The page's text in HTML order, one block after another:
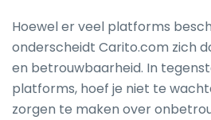
Hoewel er veel platforms
onderscheidt Carito.com zich
en betrouwbaarheid. In
platforms, hoef je niet te
zorgen te maken over